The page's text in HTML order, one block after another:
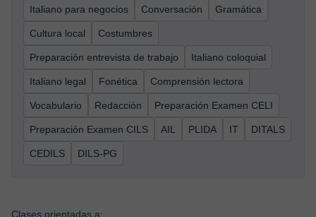
Italiano para negocios Conversación Gramática
Cultura local Costumbres
Preparación entrevista de trabajo Italiano coloquial
Italiano legal Fonética Comprensión lectora
Vocabulario Redacción Preparación Examen CELI
Preparación Examen CILS AIL PLIDA IT DITALS
CEDILS DILS-PG
Clases orientadas a: